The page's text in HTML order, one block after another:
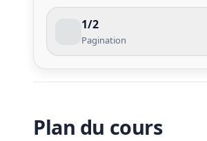
1/2
Pagination
Plan du cours